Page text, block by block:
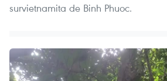
survietnamita de Binh Phuoc.